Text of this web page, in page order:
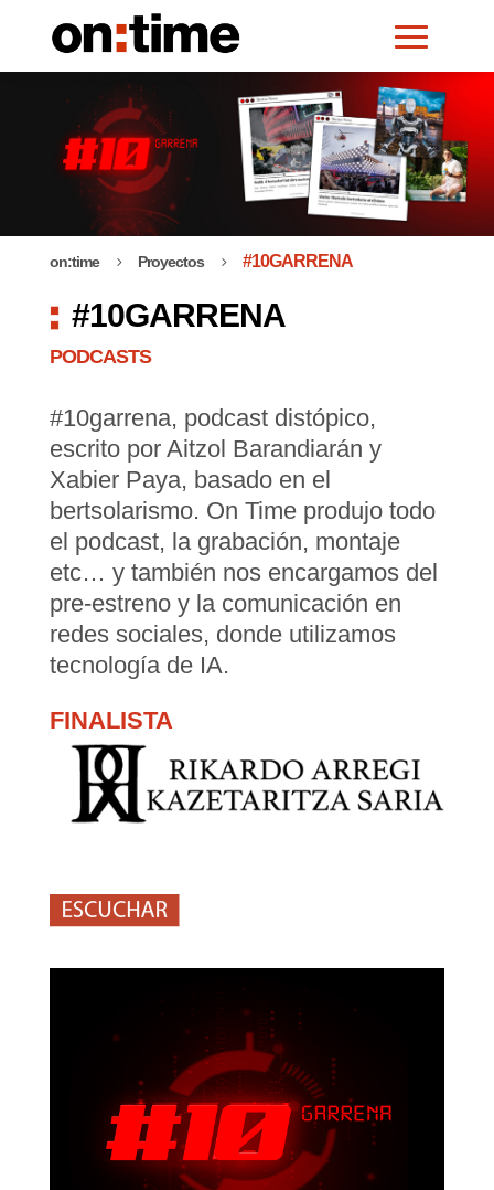
on:time 5 Proyectos 5 #10GARRENA
#10GARRENA
PODCASTS
#10garrena, podcast distópico,
escrito por Aitzol Barandiarán y
Xabier Paya, basado en el
bertsolarismo. On Time produjo todo
el podcast, la grabación, montaje
etc… y también nos encargamos del
pre-estreno y la comunicación en
redes sociales, donde utilizamos
tecnología de IA.
FINALISTA